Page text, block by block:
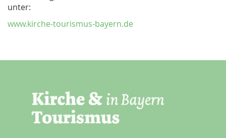
unter:
www.kirche-tourismus-bayern.de